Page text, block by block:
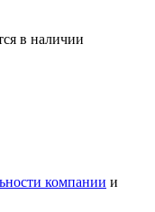
в наличии
компании и